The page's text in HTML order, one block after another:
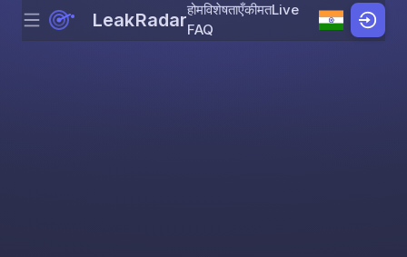
Skip to content
Menu LeakRadarहोमविशेषताएँकीमतLive
FAQ